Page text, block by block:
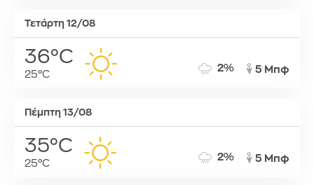
Τετάρτη 12/08
36°C
25°C
2% 5 Μπφ
Πέμπτη 13/08
35°C
25°C
2% 5 Μπφ